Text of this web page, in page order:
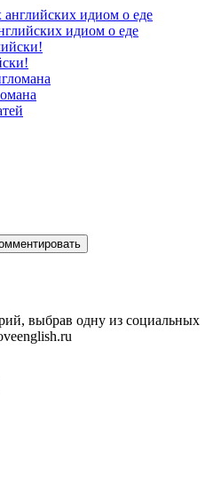
идиом о еде
выбрав одну из социальных